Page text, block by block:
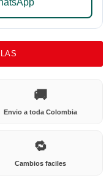
🚚
Envio a toda Colombia
🔁
Cambios faciles